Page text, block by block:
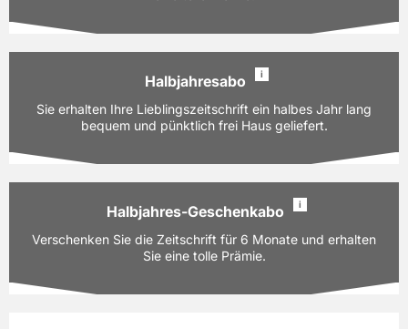
PAYBACK:
126,00 EUR
inkl. gesetzl. MwSt. & Versand
Prämie auswählen
Ausgaben:
12 Hefte für je z.Zt. 10,50 EUR
Laufzeit:
12 Monate
PAYBACK:
126,00 EUR
inkl. gesetzl. MwSt. & Versand
Prämie auswählen
Halbjahresabo i
Sie erhalten Ihre Lieblingszeitschrift ein halbes Jahr lang
bequem und pünktlich frei Haus geliefert.
Ausgaben:
6 Hefte für je z.Zt. 10,50 EUR
6 Monate
PAYBACK:
Halbjahres-Geschenkabo i
Verschenken Sie die Zeitschrift für 6 Monate und erhalten
Sie eine tolle Prämie.